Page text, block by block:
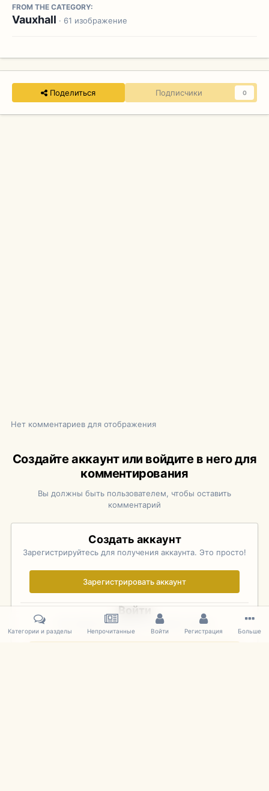
FROM THE CATEGORY:
Vauxhall · 61 изображение
Поделиться Подписчики 0
Нет комментариев для отображения
Создайте аккаунт или войдите в него для
комментирования
Вы должны быть пользователем, чтобы оставить
комментарий
Создать аккаунт
Зарегистрируйтесь для получения аккаунта. Это просто!
Зарегистрировать аккаунт
Войти
Уже зарегистрированы? Войдите здесь.
Категории и разделы Непрочитанные Войти Регистрация Больше